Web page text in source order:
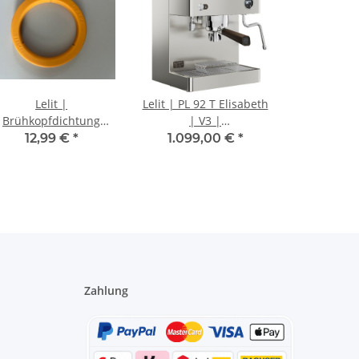
Lelit |
Brühkopfdichtung
8700060 | 58 mm.
12,99 € *
Lelit | PL 92 T Elisabeth
| V3 |
Espressomaschine |
1.099,00 € *
Zahlung